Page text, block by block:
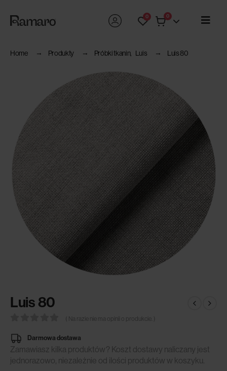
0 0
Home Produkty Próbki tkanin, Luis Luis 80
Luis 80
( Na razie nie ma opinii o produkcie. )
Darmowa dostawa
Zamawiasz kilka produktów? Koszt dostawy naliczany jest
jednorazowo, niezależnie od ilości produktów w koszyku.